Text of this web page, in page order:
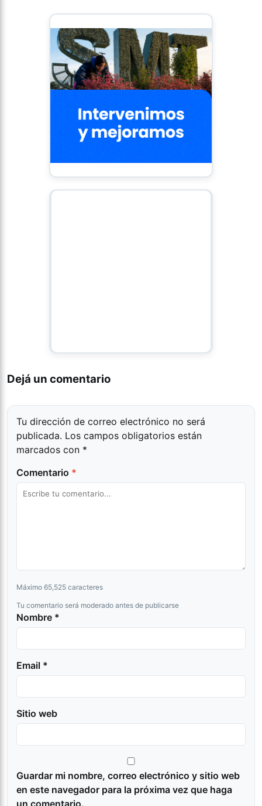
Dejá un comentario
Tu dirección de correo electrónico no será
publicada. Los campos obligatorios están
marcados con *
Comentario *
Máximo 65,525 caracteres
Tu comentario será moderado antes de publicarse
Nombre *
Email *
Sitio web
Guardar mi nombre, correo electrónico y sitio web
en este navegador para la próxima vez que haga
un comentario.